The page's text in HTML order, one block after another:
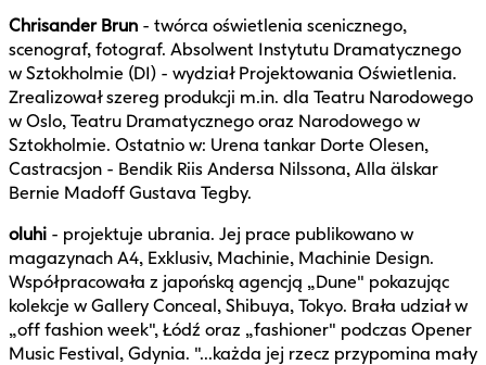
Chrisander Brun - twórca oświetlenia scenicznego,
scenograf, fotograf. Absolwent Instytutu Dramatycznego
w Sztokholmie (DI) - wydział Projektowania Oświetlenia.
Zrealizował szereg produkcji m.in. dla Teatru Narodowego
w Oslo, Teatru Dramatycznego oraz Narodowego w
Sztokholmie. Ostatnio w: Urena tankar Dorte Olesen,
Castracsjon - Bendik Riis Andersa Nilssona, Alla älskar
Bernie Madoff Gustava Tegby.
oluhi - projektuje ubrania. Jej prace publikowano w
magazynach A4, Exklusiv, Machinie, Machinie Design.
Współpracowała z japońską agencją „Dune" pokazując
kolekcje w Gallery Conceal, Shibuya, Tokyo. Brała udział w
„off fashion week", Łódź oraz „fashioner" podczas Opener
Music Festival, Gdynia. "...każda jej rzecz przypomina mały